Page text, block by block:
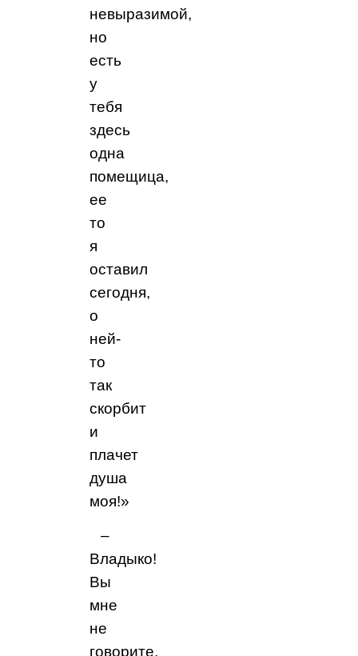
невыразимой,
но
есть
у
тебя
здесь
одна
помещица,
ее
то
я
оставил
сегодня,
о
ней-
то
так
скорбит
и
плачет
душа
моя!»
–
Владыко!
Вы
мне
не
говорите,